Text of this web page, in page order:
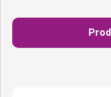
klimvermogen van jouw
Rusty Oak eucalyptus